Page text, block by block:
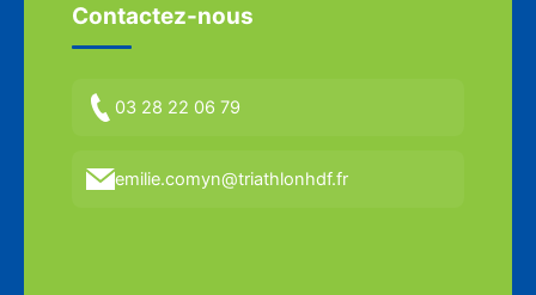
Contactez-nous
03 28 22 06 79
emilie.comyn@triathlonhdf.fr